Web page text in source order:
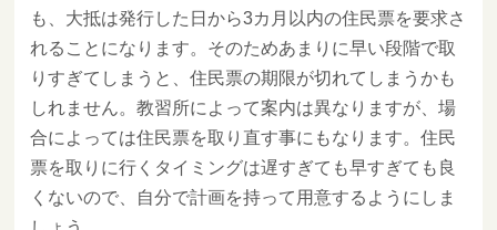
も、大抵は発行した日から3カ月以内の住民票を要求さ
れることになります。そのためあまりに早い段階で取
りすぎてしまうと、住民票の期限が切れてしまうかも
しれません。教習所によって案内は異なりますが、場
合によっては住民票を取り直す事にもなります。住民
票を取りに行くタイミングは遅すぎても早すぎても良
くないので、自分で計画を持って用意するようにしま